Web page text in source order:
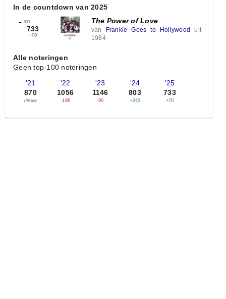
In de countdown van 2025
← 803
733
+70
The Power of Love
van Frankie Goes to Hollywood uit
1984
Alle noteringen
Geen top-100 noteringen
'21
870
nieuw
'22
1056
-186
'23
1146
-90
'24
803
+343
'25
733
+70